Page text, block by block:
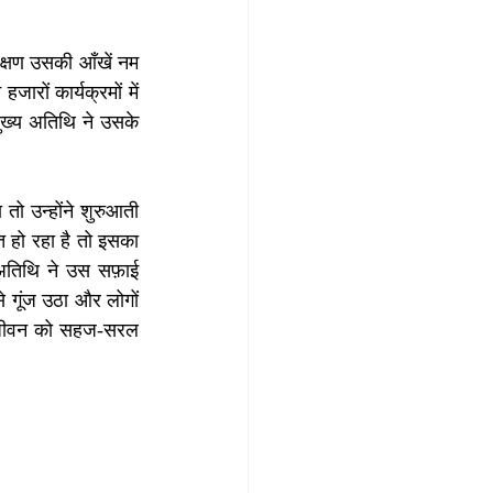
क्षण उसकी आँखें नम
कार्यक्रमों में
अतिथि ने उसके
उन्होंने शुरुआती
रहा है तो इसका
ने उस सफ़ाई
गूंज उठा और लोगों
को सहज-सरल